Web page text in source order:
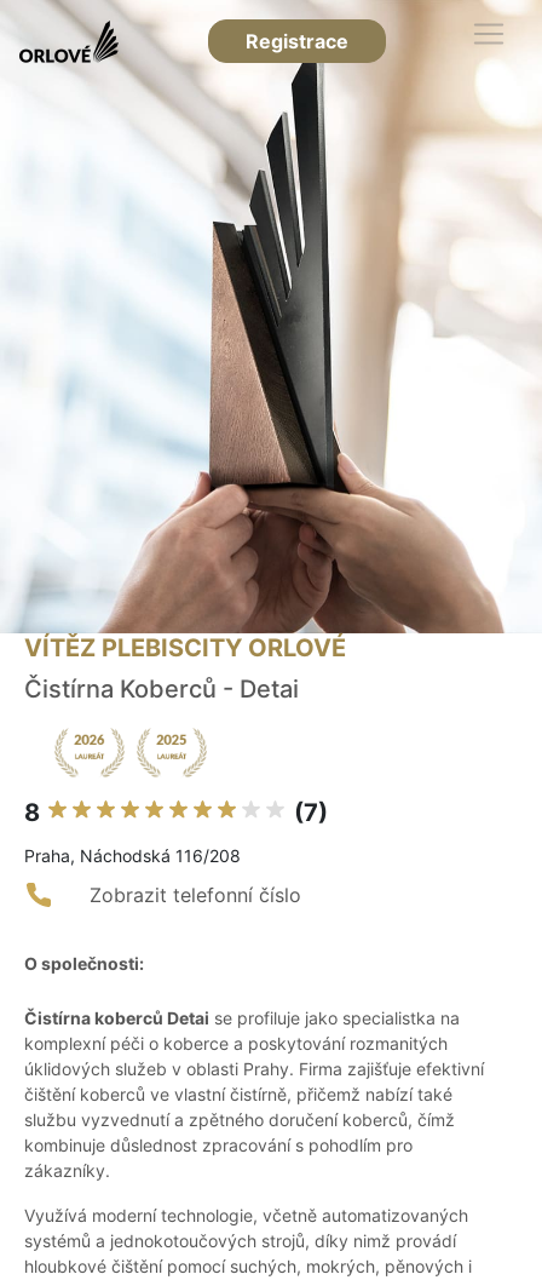
Registrace
VÍTĚZ PLEBISCITY ORLOVÉ
Čistírna Koberců - Detai
8 (7)
Praha, Náchodská 116/208
Zobrazit telefonní číslo
O společnosti:
Čistírna koberců Detai se profiluje jako specialistka na
komplexní péči o koberce a poskytování rozmanitých
úklidových služeb v oblasti Prahy. Firma zajišťuje efektivní
čištění koberců ve vlastní čistírně, přičemž nabízí také
službu vyzvednutí a zpětného doručení koberců, čímž
kombinuje důslednost zpracování s pohodlím pro
zákazníky.
Využívá moderní technologie, včetně automatizovaných
systémů a jednokotoučových strojů, díky nimž provádí
hloubkové čištění pomocí suchých, mokrých, pěnových i